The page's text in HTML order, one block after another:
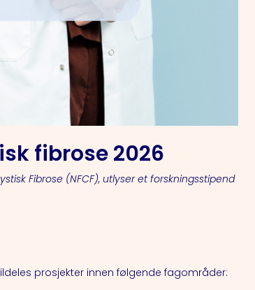
fibrose 2026
Fibrose (NFCF), utlyser et forskningsstipend
prosjekter innen følgende fagområder: